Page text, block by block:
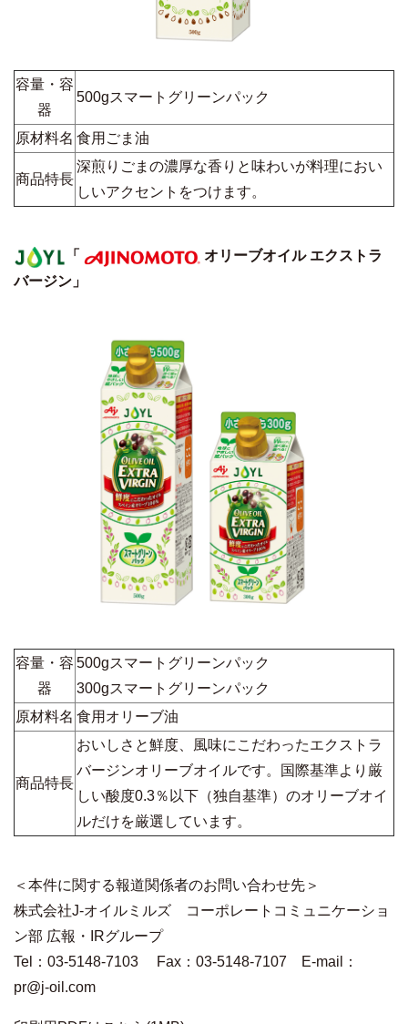
容量・容
器
500gスマートグリーンパック
原材料名 食用ごま油
商品特長
深煎りごまの濃厚な香りと味わいが料理におい
しいアクセントをつけます。
「
オリーブオイル エクストラ
バージン」
容量・容
器
500gスマートグリーンパック
300gスマートグリーンパック
原材料名 食用オリーブ油
商品特長
おいしさと鮮度、風味にこだわったエクストラ
バージンオリーブオイルです。国際基準より厳
しい酸度0.3％以下（独自基準）のオリーブオイ
ルだけを厳選しています。
＜本件に関する報道関係者のお問い合わせ先＞
株式会社J-オイルミルズ コーポレートコミュニケーショ
ン部 広報・
IRグループ
Tel： 03-5148-7103 Fax ： 03-5148-7107 E-mail
：
pr@j-oil.com